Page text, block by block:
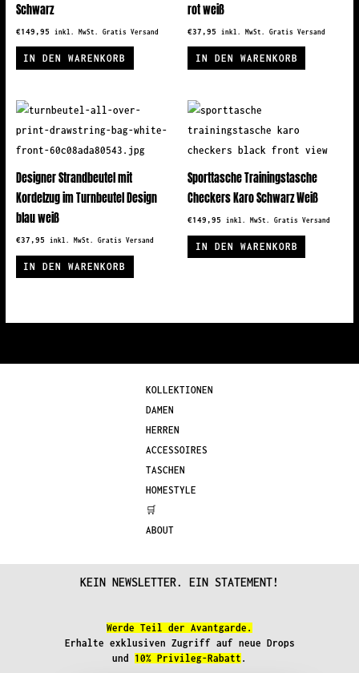
Schwarz
€149,95 inkl. MwSt. Gratis Versand
IN DEN WARENKORB
rot weiß
€37,95 inkl. MwSt. Gratis Versand
IN DEN WARENKORB
Designer Strandbeutel mit
Kordelzug im Turnbeutel Design
blau weiß
€37,95 inkl. MwSt. Gratis Versand
IN DEN WARENKORB
Sporttasche Trainingstasche
Checkers Karo Schwarz Weiß
€149,95 inkl. MwSt. Gratis Versand
IN DEN WARENKORB
KOLLEKTIONEN
DAMEN
HERREN
ACCESSOIRES
TASCHEN
HOMESTYLE
🛒
ABOUT
KEIN NEWSLETTER. EIN STATEMENT!
Werde Teil der Avantgarde.
Erhalte exklusiven Zugriff auf neue Drops
und 10% Privileg-Rabatt .